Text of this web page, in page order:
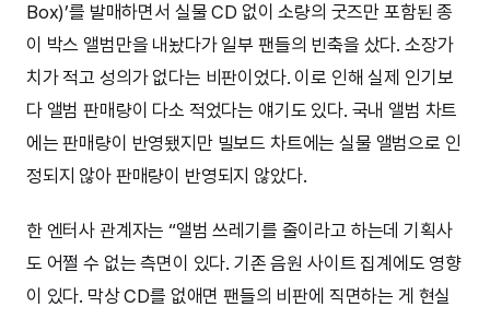
Box)’를 발매하면서 실물 CD 없이 소량의 굿즈만 포함된 종
이 박스 앨범만을 내놨다가 일부 팬들의 빈축을 샀다. 소장가
치가 적고 성의가 없다는 비판이었다. 이로 인해 실제 인기보
다 앨범 판매량이 다소 적었다는 얘기도 있다. 국내 앨범 차트
에는 판매량이 반영됐지만 빌보드 차트에는 실물 앨범으로 인
정되지 않아 판매량이 반영되지 않았다.
한 엔터사 관계자는 “앨범 쓰레기를 줄이라고 하는데 기획사
도 어쩔 수 없는 측면이 있다. 기존 음원 사이트 집계에도 영향
이 있다. 막상 CD를 없애면 팬들의 비판에 직면하는 게 현실